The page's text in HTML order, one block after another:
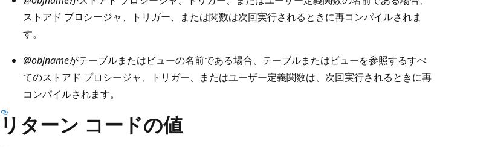
ストアド プロシージャ、トリガー、または関数は次回実行されるときに再コンパイルされま
す。
@objnameがテーブルまたはビューの名前である場合、テーブルまたはビューを参照するすべ
てのストアド プロシージャ、トリガー、またはユーザー定義関数は、次回実行されるときに再
コンパイルされます。
リターン コードの値